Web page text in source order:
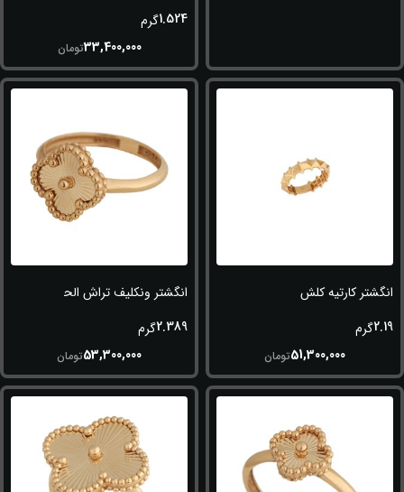
1.524گرم
33,400,000تومان
انگشتر کارتیه کلش
2.19گرم
51,300,000تومان
انگشتر ونکلیف تراش الحمبرا
2.389گرم
53,300,000تومان